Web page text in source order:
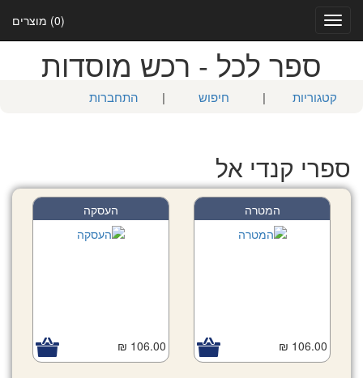
(0) מוצרים
Toggle
navigation
ספר לכל - רכש מוסדות
קטגוריות | חיפוש | התחברות
ספרי קנדי אל
המטרה
106.00 ₪
העסקה
106.00 ₪